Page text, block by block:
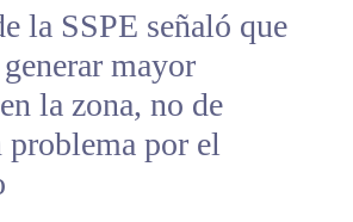
la SSPE señaló que
mayor
la zona, no de
problema por el